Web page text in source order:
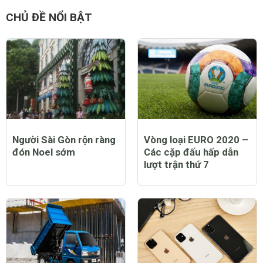
CHỦ ĐỀ NỔI BẬT
Người Sài Gòn rộn ràng
đón Noel sớm
Vòng loại EURO 2020 –
Các cặp đấu hấp dẫn
lượt trận thứ 7